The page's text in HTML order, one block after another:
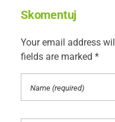
Skomentuj
Your email address
fields are marked *